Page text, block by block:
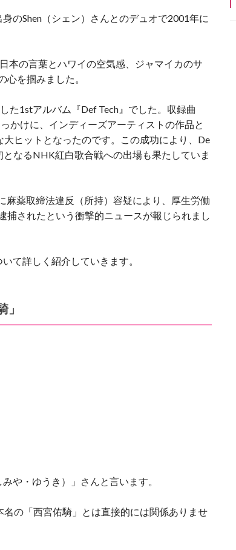
のShen（シェン）さんとのデュオで2001年に
本の言葉とハワイの空気感、ジャマイカのサ
を掴みました。
た1stアルバム『Def Tech』でした。収録曲
かけに、インディーズアーティストの作品と
ヒットとなったのです。
この成功により、De
なるNHK紅白歌合戦への出場も果たしていま
薬取締法違反（所持）容疑により、厚生労働
されたという衝撃的ニュースが報じられまし
て詳しく紹介していきます。
や・ゆうき）」さんと言います。
の「西宮佑騎」とは直接的には関係ありませ